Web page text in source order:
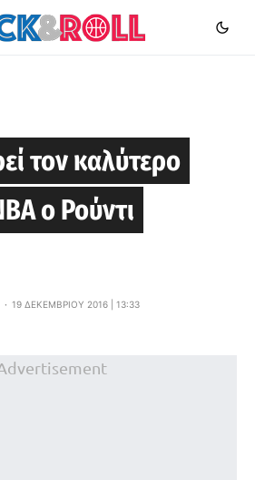
τον καλύτερο
ο Ρούντι
19 ΔΕΚΕΜΒΡΊΟΥ 2016 | 13:33